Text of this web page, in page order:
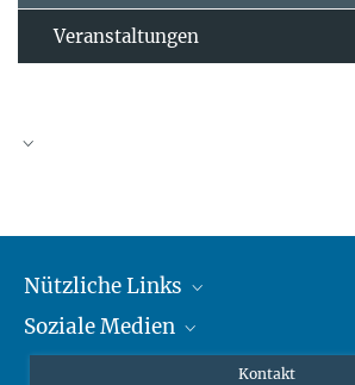
Veranstaltungen
Nützliche Links
MMG Alumni Corner
Soziale Medien
Kontakt